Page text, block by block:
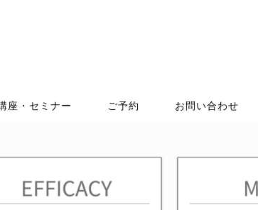
座・セミナー ご予約 お問い合わせ